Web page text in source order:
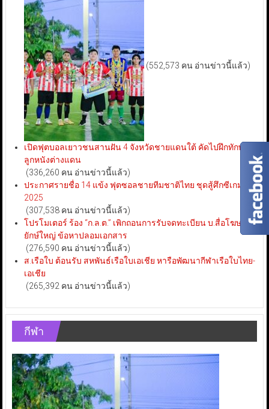
(552,573 คน อ่านข่าวนี้แล้ว)
เปิดฟุตบอลเยาวชนสานฝัน 4 จังหวัดชายแดนใต้ คัดไปฝึกทักษะ
ลูกหนังต่างแดน
(336,260 คน อ่านข่าวนี้แล้ว)
ประกาศรายชื่อ 14 แข้ง ฟุตซอลชายทีมชาติไทย ชุดสู้ศึกซีเกมส์
2025
(307,538 คน อ่านข่าวนี้แล้ว)
โปรโมเตอร์ ร้อง “ก.ล.ต.” เพิกถอนการรับจดทะเบียน บ.สื่อโฆษณา
ยักษ์ใหญ่ ข้อหาปลอมเอกสาร
(276,590 คน อ่านข่าวนี้แล้ว)
ส.เรือใบ ต้อนรับ สหพันธ์เรือใบเอเชีย หารือพัฒนากีฬาเรือใบไทย-
เอเชีย
(265,392 คน อ่านข่าวนี้แล้ว)
กีฬา